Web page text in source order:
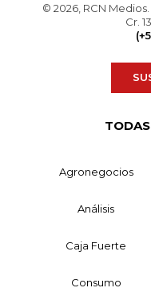
© 2026, RCN
Cr.
Agronegocios
Análisis
Caja Fuerte
Consumo